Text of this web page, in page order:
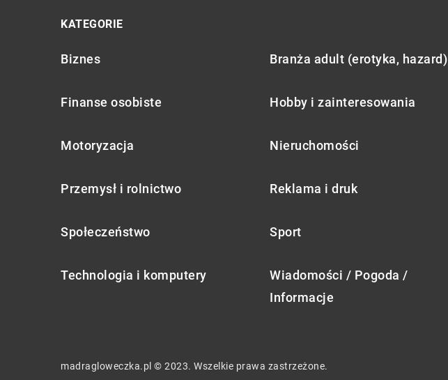
KATEGORIE
Biznes Branża adult (erotyka, hazard)
Finanse osobiste Hobby i zainteresowania
Motoryzacja Nieruchomości
Przemysł i rolnictwo Reklama i druk
Społeczeństwo Sport
Technologia i komputery
Wiadomości / Pogoda /
Informacje
madragloweczka.pl © 2023. Wszelkie prawa zastrzeżone.